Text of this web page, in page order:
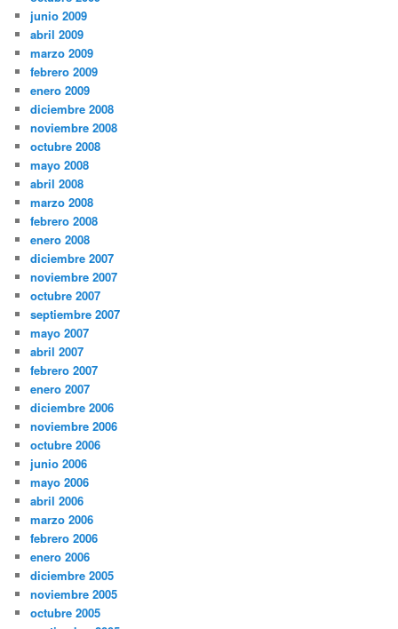
junio 2009
abril 2009
marzo 2009
febrero 2009
enero 2009
diciembre 2008
noviembre 2008
octubre 2008
mayo 2008
abril 2008
marzo 2008
febrero 2008
enero 2008
diciembre 2007
noviembre 2007
octubre 2007
septiembre 2007
mayo 2007
abril 2007
febrero 2007
enero 2007
diciembre 2006
noviembre 2006
octubre 2006
junio 2006
mayo 2006
abril 2006
marzo 2006
febrero 2006
enero 2006
diciembre 2005
noviembre 2005
octubre 2005